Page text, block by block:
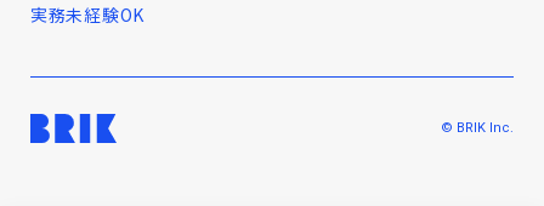
実務未経験OK
© BRIK Inc.